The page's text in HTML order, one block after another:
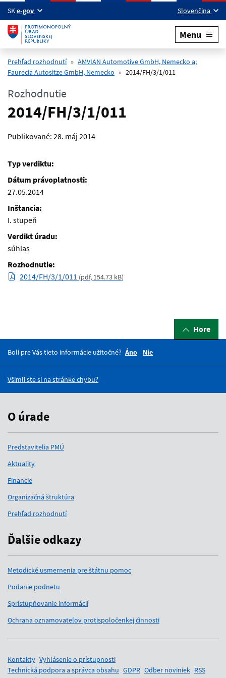
SKe-gov Slovenčina
Menu
Prehľad rozhodnutí
AMVIAN Automotive GmbH, Nemecko a;
Faurecia Autositze GmbH, Nemecko
2014/FH/3/1/011
Rozhodnutie
2014/FH/3/1/011
Publikované: 28. máj 2014
Typ verdiktu:
Dátum právoplatnosti:
27.05.2014
Inštancia:
I. stupeň
Verdikt úradu:
súhlas
Rozhodnutie:
2014/FH/3/1/011 (pdf, 154.73 kB)
Hore
Boli pre Vás tieto informácie užitočné? Áno Nie
Všimli ste si na stránke chybu?
O úrade
Predstavitelia PMÚ
Aktuality
Financie
Organizačná štruktúra
Prehľad rozhodnutí
Ďalšie odkazy
Metodické usmernenia pre štátnu pomoc
Podanie podnetu
Sprístupňovanie informácií
Ochrana oznamovateľov protispoločenkej činnosti
Pomocné odkazy
Kontakty Vyhlásenie o prístupnosti
Technická podpora a správca obsahu GDPR Odber noviniek RSS